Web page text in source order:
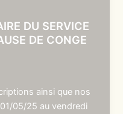
DU SERVICE
DE CONGE
ainsi que nos
05/25 au vendredi